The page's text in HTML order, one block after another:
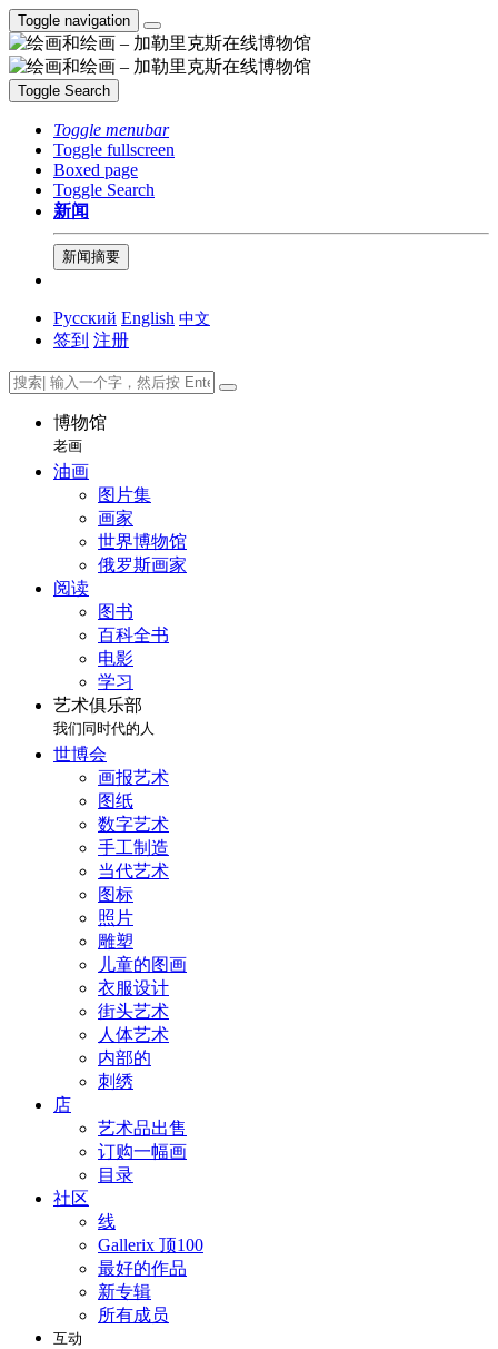
Toggle navigation
Toggle Search
Toggle menubar
Toggle fullscreen
Boxed page
Toggle Search
新闻
新闻摘要
Русский English 中文
签到 注册
博物馆
老画
油画
图片集
画家
世界博物馆
俄罗斯画家
阅读
图书
百科全书
电影
学习
艺术俱乐部
我们同时代的人
世博会
画报艺术
图纸
数字艺术
手工制造
当代艺术
图标
照片
雕塑
儿童的图画
衣服设计
街头艺术
人体艺术
内部的
刺绣
店
艺术品出售
订购一幅画
目录
社区
线
Gallerix 顶100
最好的作品
新专辑
所有成员
互动